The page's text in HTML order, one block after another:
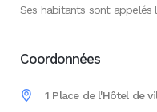
Ses habitants sont appelés
Coordonnées
1 Place de l'Hôtel de